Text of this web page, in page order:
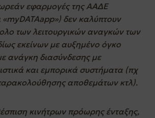
εφαρμογές της ΑΑΔΕ
δεν καλύπτουν
των λειτουργικών αναγκών των
εκείνων με αυξημένο όγκο
ανάγκη διασύνδεσης με
και εμπορικά συστήματα (πχ
αποθεμάτων κτλ).
κινήτρων πρόωρης ένταξης,